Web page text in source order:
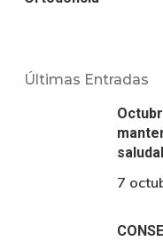
Últimas Entradas
7